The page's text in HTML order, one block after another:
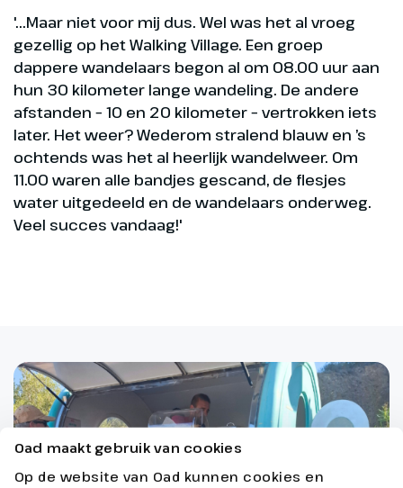
Oad maakt gebruik van cookies
Op de website van Oad kunnen cookies en
'...Maar niet voor mij dus. Wel was het al vroeg
gezellig op het Walking Village. Een groep
dappere wandelaars begon al om 08.00 uur aan
hun 30 kilometer lange wandeling. De andere
afstanden – 10 en 20 kilometer – vertrokken iets
later. Het weer? Wederom stralend blauw en ’s
ochtends was het al heerlijk wandelweer. Om
11.00 waren alle bandjes gescand, de flesjes
water uitgedeeld en de wandelaars onderweg.
Veel succes vandaag!'